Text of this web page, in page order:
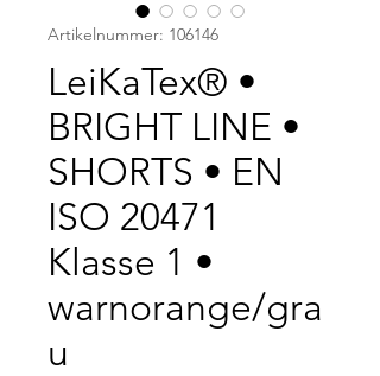
Artikelnummer: 106146
LeiKaTex® •
BRIGHT LINE •
SHORTS • EN
ISO 20471
Klasse 1 •
warnorange/gra
u